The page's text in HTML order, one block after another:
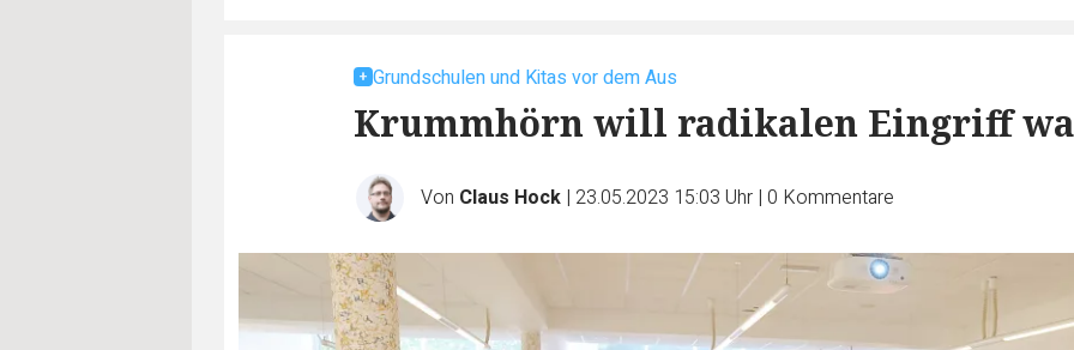
Grundschulen und Kitas vor dem Aus
Krummhörn will radikalen Eingriff
Von Claus Hock | 23.05.2023 15:03 Uhr | 0 Kommentare